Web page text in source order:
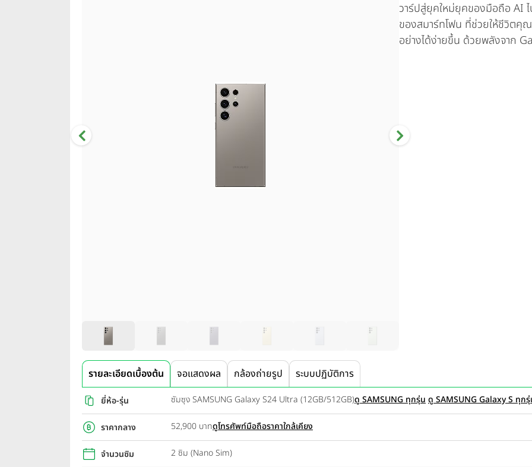
วาร์ปสู่ยุคใหม่ยุคของมือถือ AI
ของสมาร์ทโฟน ที่ช่วยให้ชีวิตคุ
อย่างได้ง่ายขึ้น ด้วยพลังจาก
รายละเอียดเบื้องต้น จอแสดงผล กล้องถ่ายรูป ระบบปฏิบัติการ
ยี่ห้อ-รุ่น ซัมซุง SAMSUNG Galaxy S24 Ultra (12GB/512GB)ดู SAMSUNG ทุกรุ่น ดู SAMSUNG Galaxy S ทุก
ราคากลาง 52,900 บาทดูโทรศัพท์มือถือราคาใกล้เคียง
จำนวนซิม 2 ซิม (Nano Sim)